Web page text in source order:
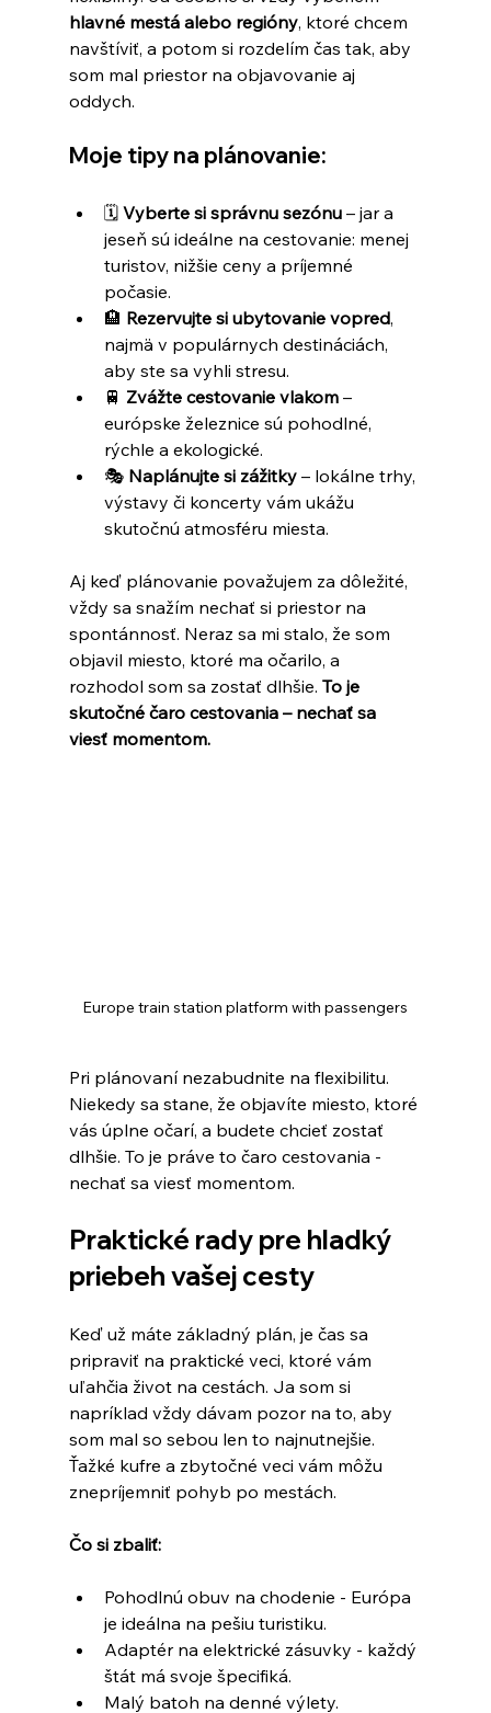
hlavné mestá alebo regióny, ktoré chcem
navštíviť, a potom si rozdelím čas tak, aby
som mal priestor na objavovanie aj
oddych.
Moje tipy na plánovanie:
🗓️ Vyberte si správnu sezónu – jar a
jeseň sú ideálne na cestovanie: menej
turistov, nižšie ceny a príjemné
počasie.
🏨 Rezervujte si ubytovanie vopred,
najmä v populárnych destináciách,
aby ste sa vyhli stresu.
🚆 Zvážte cestovanie vlakom –
európske železnice sú pohodlné,
rýchle a ekologické.
🎭 Naplánujte si zážitky – lokálne trhy,
výstavy či koncerty vám ukážu
skutočnú atmosféru miesta.
Aj keď plánovanie považujem za dôležité,
vždy sa snažím nechať si priestor na
spontánnosť. Neraz sa mi stalo, že som
objavil miesto, ktoré ma očarilo, a
rozhodol som sa zostať dlhšie. To je
skutočné čaro cestovania – nechať sa
viesť momentom.
Europe train station platform with passengers
Pri plánovaní nezabudnite na flexibilitu.
Niekedy sa stane, že objavíte miesto, ktoré
vás úplne očarí, a budete chcieť zostať
dlhšie. To je práve to čaro cestovania -
nechať sa viesť momentom.
Praktické rady pre hladký
priebeh vašej cesty
Keď už máte základný plán, je čas sa
pripraviť na praktické veci, ktoré vám
uľahčia život na cestách. Ja som si
napríklad vždy dávam pozor na to, aby
som mal so sebou len to najnutnejšie.
Ťažké kufre a zbytočné veci vám môžu
znepríjemniť pohyb po mestách.
Čo si zbaliť:
Pohodlnú obuv na chodenie - Európa
je ideálna na pešiu turistiku.
Adaptér na elektrické zásuvky - každý
štát má svoje špecifiká.
Malý batoh na denné výlety.